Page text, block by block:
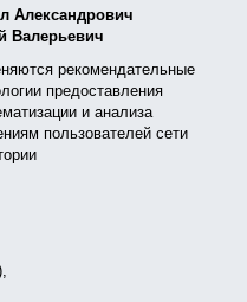
Александрович
Валерьевич
рекомендательные
предоставления
и анализа
пользователей сети